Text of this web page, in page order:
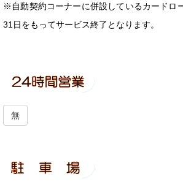
※自動契約コーナーに併設しているカードロ
31日をもってサービス終了となります。
無